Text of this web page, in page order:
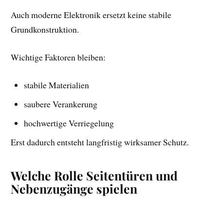
Auch moderne Elektronik ersetzt keine stabile
Grundkonstruktion.
Wichtige Faktoren bleiben:
stabile Materialien
saubere Verankerung
hochwertige Verriegelung
Erst dadurch entsteht langfristig wirksamer Schutz.
Welche Rolle Seitentüren und
Nebenzugänge spielen